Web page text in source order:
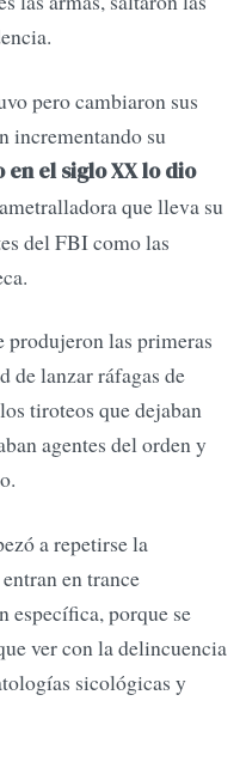
pero cambiaron sus
incrementando su
el siglo XX lo dio
que lleva su
del FBI como las
produjeron las primeras
de lanzar ráfagas de
tiroteos que dejaban
agentes del orden y
a repetirse la
en trance
específica, porque se
ver con la delincuencia
sicológicas y